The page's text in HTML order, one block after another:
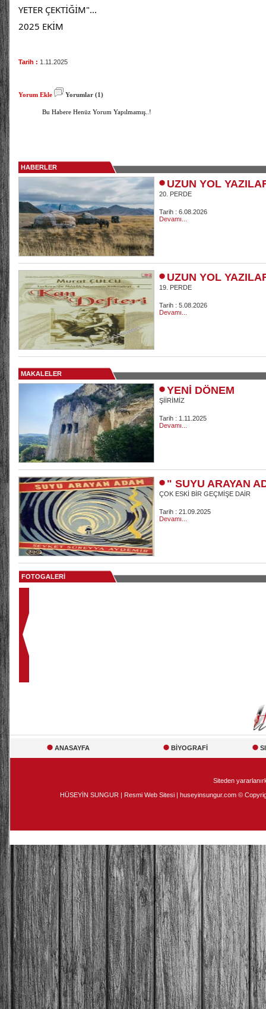
YETER ÇEKTİĞİM"...
2025 EKİM
Tarih : 1.11.2025
Yorum Ekle Yorumlar (1)
Bu Habere Henüz Yorum Yapılmamış..!
HABERLER
UZUN YOL
20. PERDE
Tarih : 6.08.2026
Devamı...
UZUN YOL
19. PERDE
Tarih : 5.08.2026
Devamı...
MAKALELER
YENİ DÖNEM
ŞİİRİMİZ
Tarih : 1.11.2025
Devamı...
" SUYU ARAYAN
ÇOK ESKİ BİR GEÇMİŞE DAİR
Tarih : 21.09.2025
Devamı...
FOTOGALERİ
ANASAYFA BİYOGRAFİ
Siteden
HÜSEYİN SUNGUR | Resmi Web Sitesi | huseyinsungur.com ©